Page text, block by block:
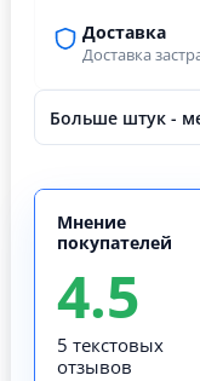
Доставка
Доставка
Больше штук -
Мнение
покупателей
4.5
5 текстовых
отзывов